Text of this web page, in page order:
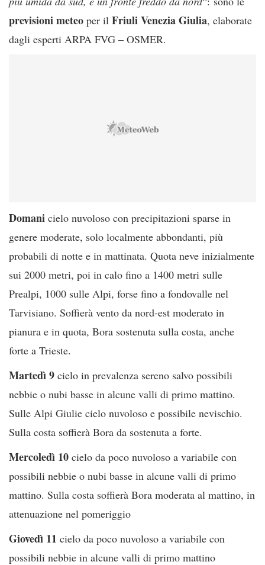
previsioni meteo per il FriuliVeneziaGiulia, elaborate
dagli esperti ARPA FVG – OSMER.
Domani cielo nuvoloso con precipitazioni sparse in
genere moderate, solo localmente abbondanti, più
probabili di notte e in mattinata. Quota neve inizialmente
sui 2000 metri, poi in calo fino a 1400 metri sulle
Prealpi, 1000 sulle Alpi, forse fino a fondovalle nel
Tarvisiano. Soffierà vento da nord-est moderato in
pianura e in quota, Bora sostenuta sulla costa, anche
forte a Trieste.
Martedì 9 cielo in prevalenza sereno salvo possibili
nebbie o nubi basse in alcune valli di primo mattino.
Sulle Alpi Giulie cielo nuvoloso e possibile nevischio.
Sulla costa soffierà Bora da sostenuta a forte.
Mercoledì 10 cielo da poco nuvoloso a variabile con
possibili nebbie o nubi basse in alcune valli di primo
mattino. Sulla costa soffierà Bora moderata al mattino, in
attenuazione nel pomeriggio
Giovedì 11 cielo da poco nuvoloso a variabile con
possibili nebbie in alcune valli di primo mattino